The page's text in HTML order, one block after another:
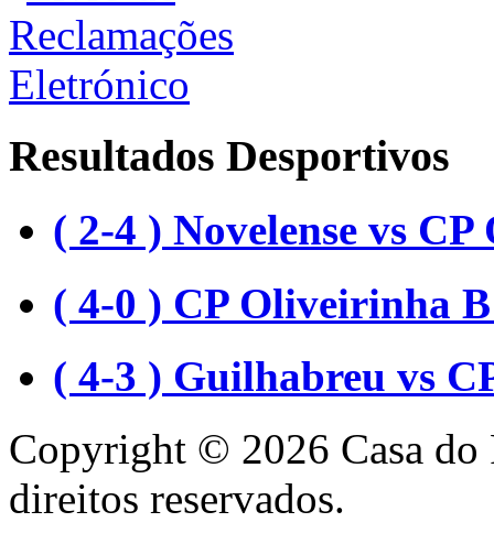
Resultados Desportivos
( 2-4 ) Novelense vs
( 4-0 ) CP Oliveirinha
( 4-3 ) Guilhabreu vs
Copyright © 2026 Casa do
direitos reservados.